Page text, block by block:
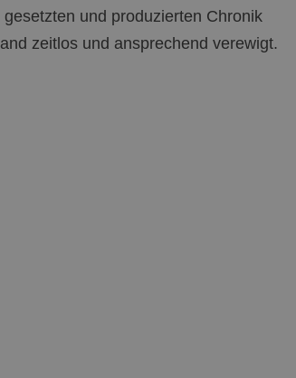
und produzierten Chronik
zeitlos und ansprechend verewigt.